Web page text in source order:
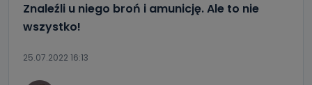
Znaleźli u niego broń i amunicję. Ale to nie
wszystko!
25.07.2022 16:13